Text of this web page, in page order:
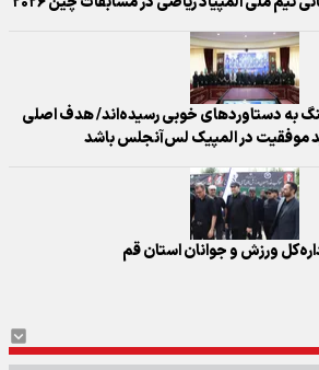
به دستاوردهای خوبی رسیده‌اند/ هدف اصلی
موفقیت در المپیک لس‌آنجلس باشد
ورزش و جوانان استان قم